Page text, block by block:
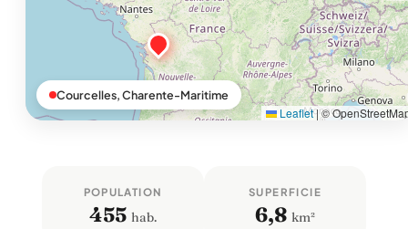
Leaflet|©
Courcelles, Charente-Maritime
POPULATION
455 hab.
SUPERFICIE
6,8 km²